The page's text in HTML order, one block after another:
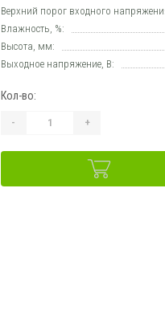
Верхний порог входного
Влажность, %:
Высота, мм:
Выходное напряжение, В:
Кол-во:
- +